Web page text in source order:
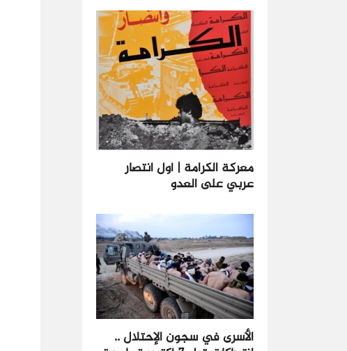
معركة الكرامة | أول انتصار
عربي على العدو
الأسرى في سجون الإحتلال ..